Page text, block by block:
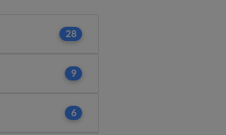
28
9
6